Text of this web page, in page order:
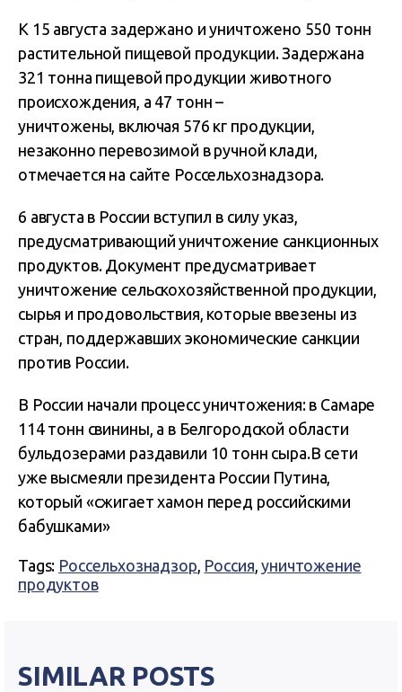
К 15 августа задержано и уничтожено 550 тонн
растительной пищевой продукции. Задержана
321 тонна пищевой продукции животного
происхождения, а 47 тонн –
уничтожены, включая 576 кг продукции,
незаконно перевозимой в ручной клади,
отмечается на сайте Россельхознадзора.
6 августа в России вступил в силу указ,
предусматривающий уничтожение санкционных
продуктов. Документ предусматривает
уничтожение сельскохозяйственной продукции,
сырья и продовольствия, которые ввезены из
стран, поддержавших экономические санкции
против России.
В России начали процесс уничтожения: в Самаре
114 тонн свинины, а в Белгородской области
бульдозерами раздавили 10 тонн сыра.В сети
уже высмеяли президента России Путина,
который «сжигает хамон перед российскими
бабушками»
Tags: Россельхознадзор Россия ,уничтожение
продуктов
SIMILAR POSTS